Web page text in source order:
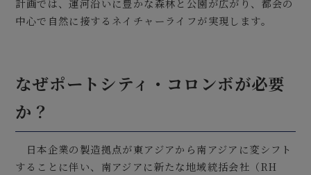
計画では、運河沿いに豊かな森林と公園が広がり、都会の
中心で自然に接するネイチャーライフが実現します。
なぜポートシティ・コロンボが必要
か？
日本企業の製造拠点が東アジアから南アジアに変シフト
することに伴い、南アジアに新たな地域統括会社（RH